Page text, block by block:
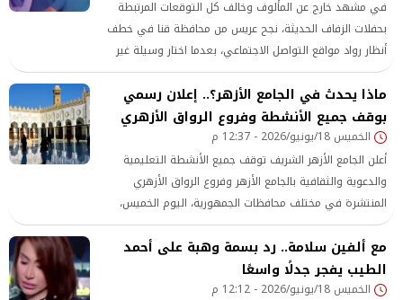
في مشهد خارج عن المألوف وخالف كل التوقعات المرتبطة
بحفلات الزفاف الحديثة، نجح عريس من محافظة قنا في خطف
أنظار رواد مواقع التواصل الاجتماعي، بعدما اختار وسيلة غير
تقليدية للاحتفال بليلة عمره، مفضلاً العودة إلى الأجواء
الشعبية والبساطة الريفية، في لقطة أثارت موجة واسعة من
التفاعل والجدل بين المتابعين. وخلال الساعات الماضية، انتشر
مقطع فيديو بشكل واسع عبر منصات التواصل
ماذا يحدث في الجامع الأزهر؟.. إعلان رسمي
بوقف جميع الأنشطة وفروع الرواق الأزهري
الخميس 18/يونيو/2026 - 12:37 م
أعلن الجامع الأزهر الشريف توقف جميع الأنشطة التعليمية
والدعوية والثقافية بالجامع الأزهر وفروع الرواق الأزهري
المنتشرة في مختلف محافظات الجمهورية، اليوم الخميس،
وذلك تزامنًا مع الإجازة الرسمية المقررة بمناسبة حلول العام
الهجري الجديد 1448 هـ، تنفيذًا لقرار رئيس مجلس الوزراء بشأن
العطلات الرسمية.
مع ألفين سلامة.. رد بسمة وهبة على أحمد
الطيب يفجر جدلًا واسعًا
الخميس 18/يونيو/2026 - 12:12 م